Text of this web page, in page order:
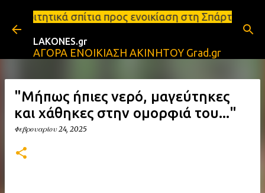
Μετάβαση στο κύριο περιεχόμενο
προς ενοικίαση στη Σπάρτη Ενοικιάσεις
LAKONES.gr
ΑΓΟΡΑ ΕΝΟΙΚΙΑΣΗ ΑΚΙΝΗΤΟΥ Grad.gr
"Μήπως ήπιες νερό, μαγεύτηκες
και χάθηκες στην ομορφιά του..."
Φεβρουαρίου 24, 2025